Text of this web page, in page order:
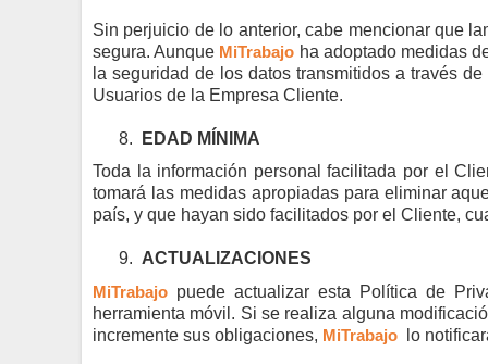
Sin perjuicio de lo anterior, cabe mencionar que
segura. Aunque MiTrabajo ha adoptado medidas
la seguridad de los datos transmitidos a través
Usuarios de la Empresa Cliente.
8.
EDAD MÍNIMA
Toda la información personal facilitada por el
tomará las medidas apropiadas para eliminar
país, y que hayan sido facilitados por el Cliente,
9. ACTUALIZACIONES
MiTrabajo puede actualizar esta Política de
herramienta móvil. Si se realiza alguna
incremente sus obligaciones, MiTrabajo lo